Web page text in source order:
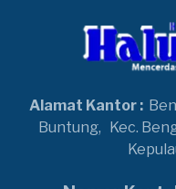
Alamat Kantor :
Buntung, Kec.